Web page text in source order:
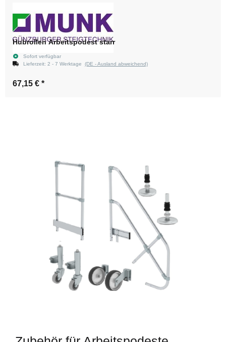
Hubrollen Arbeitspodest starr
Sofort verfügbar
Lieferzeit: 2 - 7 Werktage (DE - Ausland abweichend)
67,15 € *